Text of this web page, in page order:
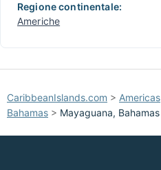
Regione continentale:
Americhe
CaribbeanIslands.com > Americas
Bahamas > Mayaguana, Bahamas